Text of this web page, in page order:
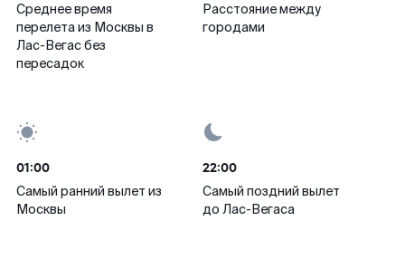
Среднее время
перелета из Москвы в
Лас-Вегас без
пересадок
Расстояние между
городами
01:00
Самый ранний вылет из
Москвы
22:00
Самый поздний вылет
до Лас-Вегаса